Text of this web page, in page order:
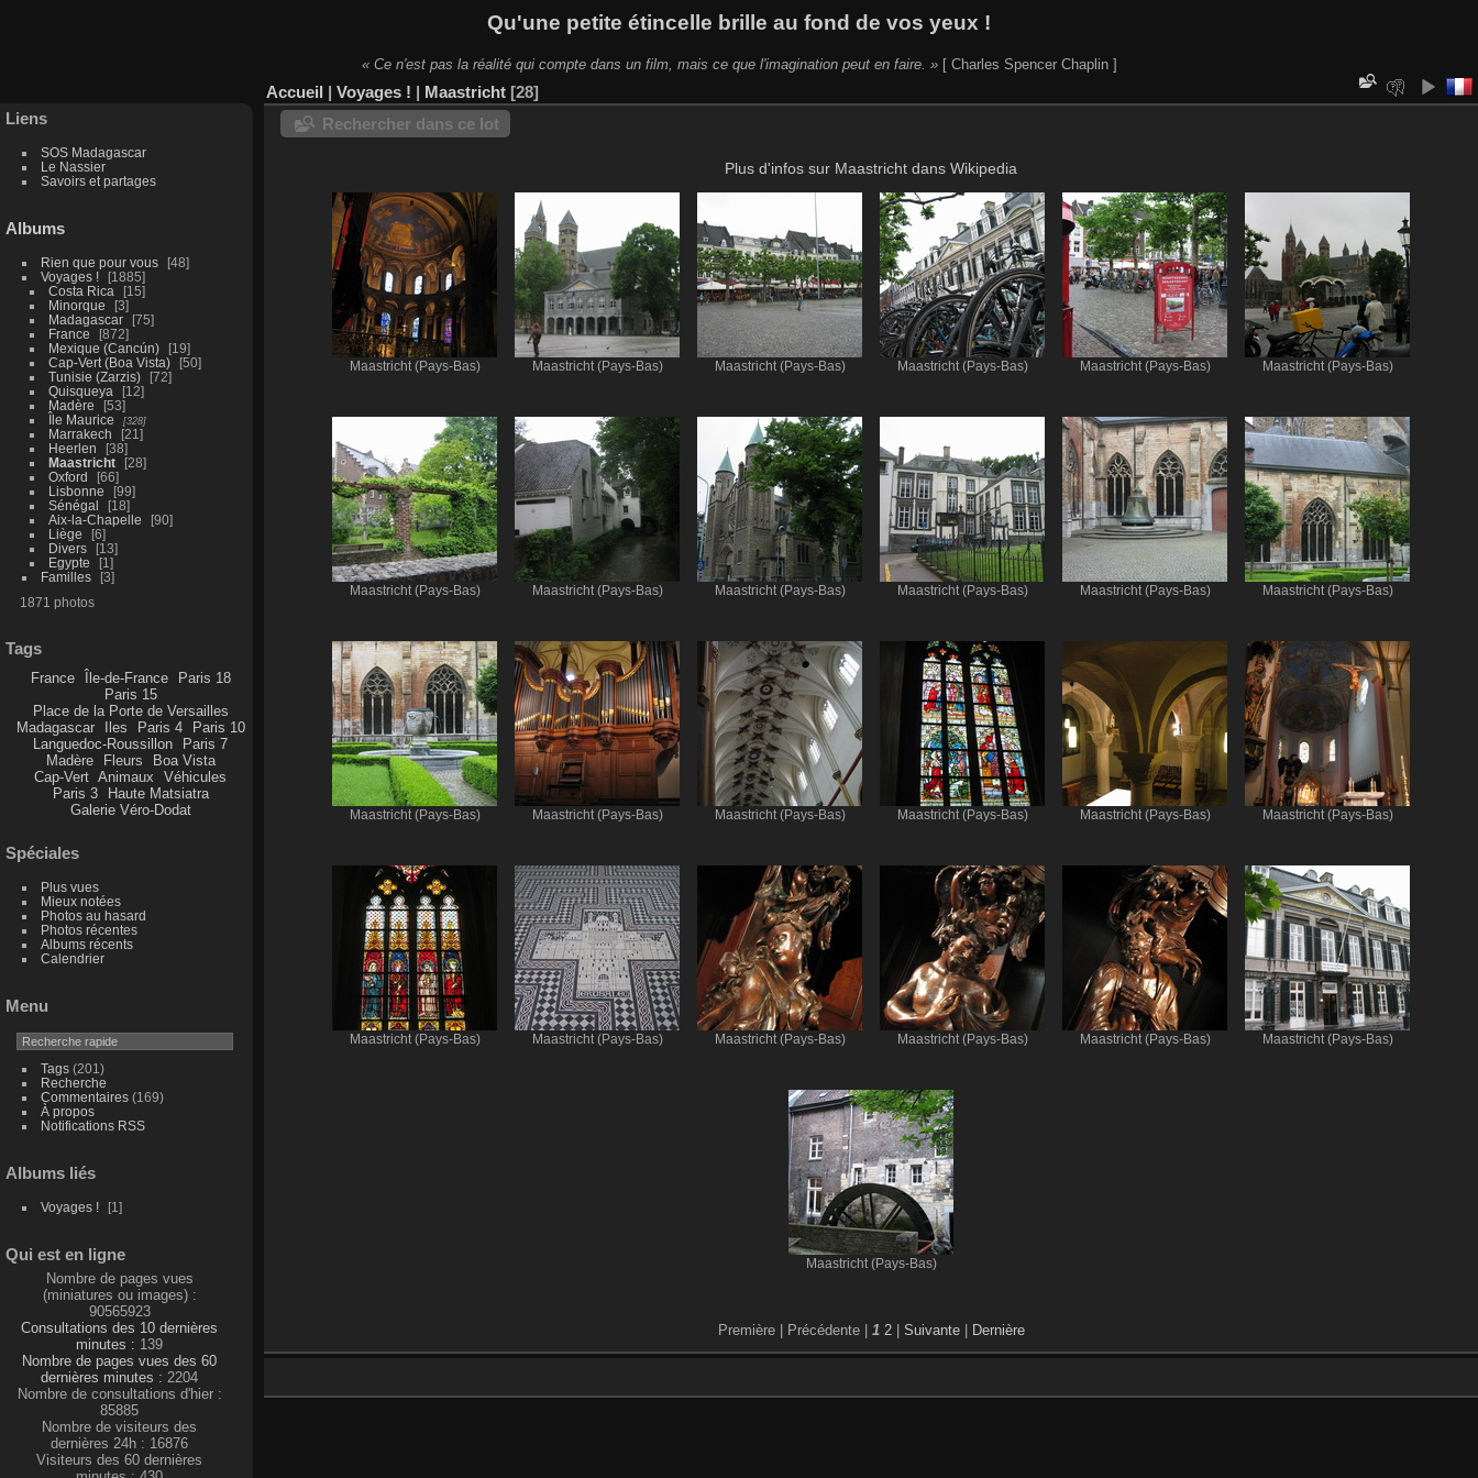
Qu'une petite étincelle brille au fond de vos yeux !
« Ce n'est pas la réalité qui compte dans un film, mais ce que l'imagination peut en faire. »[ Charles Spencer Chaplin ]
Liens
SOS Madagascar
Le Nassier
Savoirs et partages
Albums
Rien que pour vous
48
Voyages !
1885
Costa Rica
15
Minorque
3
Madagascar
75
France
872
Mexique (Cancún)
19
Cap-Vert (Boa Vista)
50
Tunisie (Zarzis)
72
Quisqueya
12
Madère
53
Île Maurice
328
Marrakech
21
Heerlen
38
Maastricht
28
Oxford
66
Lisbonne
99
Sénégal
18
Aix-la-Chapelle
90
Liège
6
Divers
13
Egypte
1
Familles
3
1871 photos
Tags
France Île-de-France
Paris 18
Paris 15
Place de la Porte de Versailles
Madagascar
Iles Paris 4
Paris 10
Languedoc-Roussillon
Paris 7
Madère
Fleurs
Boa Vista
Cap-Vert Animaux
Véhicules
Paris 3
Haute Matsiatra
Galerie Véro-Dodat
Spéciales
Plus vues
Mieux notées
Photos au hasard
Photos récentes
Albums récents
Calendrier
Menu
Tags(201)
Recherche
Commentaires(169)
À propos
Notifications RSS
Albums liés
Voyages ! 1
Qui est en ligne
Nombre de pages vues
(miniatures ou images) :
90565923
Consultations des 10 dernières
minutes : 139
Nombre de pages vues des 60
dernières minutes : 2204
Nombre de consultations d'hier :
85885
Nombre de visiteurs des
dernières 24h : 16876
Visiteurs des 60 dernières
Accueil | Voyages ! | Maastricht 28
Rechercher dans ce lot
Plus d'infos sur Maastricht dans Wikipedia
Maastricht (Pays-Bas) Maastricht (Pays-Bas) Maastricht (Pays-Bas) Maastricht (Pays-Bas) Maastricht (Pays-Bas) Maastricht (Pays-Bas)
Maastricht (Pays-Bas) Maastricht (Pays-Bas) Maastricht (Pays-Bas) Maastricht (Pays-Bas) Maastricht (Pays-Bas) Maastricht (Pays-Bas)
Maastricht (Pays-Bas) Maastricht (Pays-Bas) Maastricht (Pays-Bas) Maastricht (Pays-Bas) Maastricht (Pays-Bas) Maastricht (Pays-Bas)
Maastricht (Pays-Bas) Maastricht (Pays-Bas) Maastricht (Pays-Bas) Maastricht (Pays-Bas) Maastricht (Pays-Bas) Maastricht (Pays-Bas)
Maastricht (Pays-Bas)
Première | Précédente | 1 2 Suivante Dernière